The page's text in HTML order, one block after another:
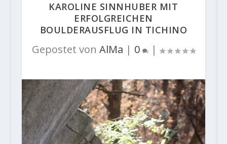
KAROLINE SINNHUBER MIT
ERFOLGREICHEN
BOULDERAUSFLUG IN TICHINO
Gepostet von AlMa | 0 |